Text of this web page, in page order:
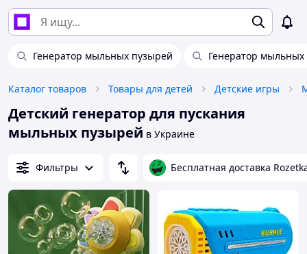
Генератор мыльных пузырей Генератор
Каталог товаров Товары для детей Детские игры
Детский генератор для пускания
мыльных пузырей в Украине
Фильтры Бесплатная доставка